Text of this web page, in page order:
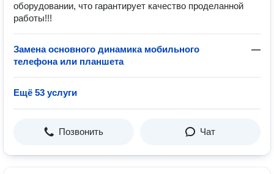
оборудовании, что гарантирует качество проделанной
работы!!!
Замена основного динамика мобильного
телефона или планшета
—
Ещё 53 услуги
Позвонить Чат